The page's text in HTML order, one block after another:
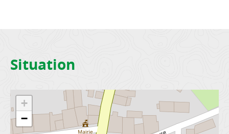
Situation
+
−